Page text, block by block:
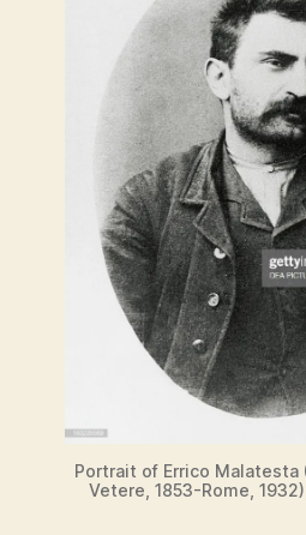
Portrait of Errico Malatesta
Vetere, 1853-Rome,